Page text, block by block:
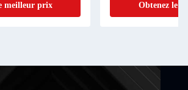
meilleur prix
Obtenez le